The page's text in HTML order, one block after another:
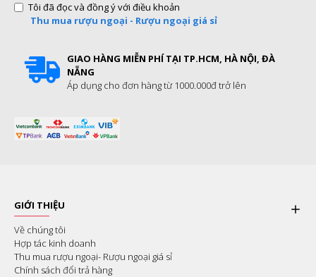
Tôi đã đọc và đồng ý với điều khoản
Thu mua rượu ngoại - Rượu ngoại giá sỉ
GIAO HÀNG MIỄN PHÍ TẠI TP.HCM, HÀ NỘI, ĐÀ
NẴNG
Áp dụng cho đơn hàng từ 1000.000đ trở lên
GIỚI THIỆU
Về chúng tôi
Hợp tác kinh doanh
Thu mua rượu ngoại- Rượu ngoại giá sỉ
Chính sách đổi trả hàng